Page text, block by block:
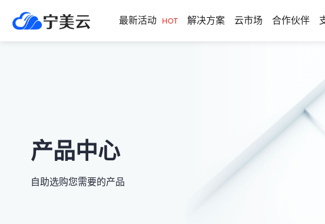
最新活动 HOT 解决方案 云市场 合作伙伴
产品中心
自助选购您需要的产品